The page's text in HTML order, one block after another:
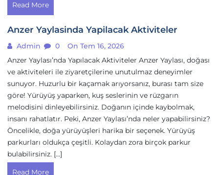
Read More
Anzer Yaylasinda Yapilacak Aktiviteler
Admin 0
On Tem 16, 2026
Anzer Yaylası’nda Yapılacak Aktiviteler Anzer Yaylası, doğası
ve aktiviteleri ile ziyaretçilerine unutulmaz deneyimler
sunuyor. Huzurlu bir kaçamak arıyorsanız, burası tam size
göre! Yürüyüş yaparken, kuş seslerinin ve rüzgarın
melodisini dinleyebilirsiniz. Doğanın içinde kaybolmak,
insanı rahatlatır. Peki, Anzer Yaylası’nda neler yapabilirsiniz?
Öncelikle, doğa yürüyüşleri harika bir seçenek. Yürüyüş
parkurları oldukça çeşitli. Kolaydan zora birçok parkur
bulabilirsiniz. […]
Read More